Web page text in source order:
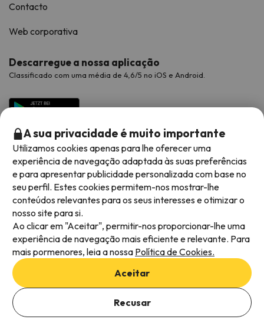
Adicionar datas para verificar a disponibilidade
Selecionar datas
Contacto
Web corporativa
Descarregue a nossa aplicação
Classificado com uma média de 4,6/5 no iOS e Android.
Métodos de pagamento disponíveis
Termos e condições gerais
Privacidade dos dados
Política de cookies
A sua privacidade é muito importante
Utilizamos cookies apenas para lhe oferecer uma
experiência de navegação adaptada às suas preferências
e para apresentar publicidade personalizada com base no
seu perfil. Estes cookies permitem-nos mostrar-lhe
conteúdos relevantes para os seus interesses e otimizar o
nosso site para si.
Ao clicar em "Aceitar", permitir-nos proporcionar-lhe uma
experiência de navegação mais eficiente e relevante. Para
mais pormenores, leia a nossa Política de Cookies.
Aceitar
Recusar